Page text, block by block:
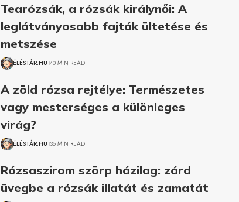
Tearózsák, a rózsák királynői: A
leglátványosabb fajták ültetése és
metszése
ÉLÉSTÁR.HU 40 MIN READ
A zöld rózsa rejtélye: Természetes
vagy mesterséges a különleges
virág?
ÉLÉSTÁR.HU 36 MIN READ
Rózsaszirom szörp házilag: zárd
üvegbe a rózsák illatát és zamatát